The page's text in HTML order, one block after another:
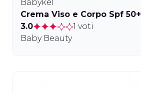
Babykel
Crema Viso e Corpo Spf 50+
3.0
1 voti
Baby Beauty